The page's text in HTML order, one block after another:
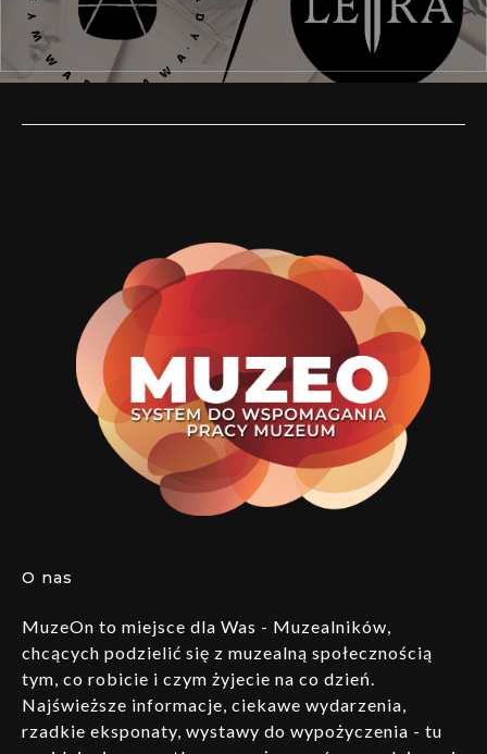
O nas
MuzeOn to miejsce dla Was - Muzealników,
chcących podzielić się z muzealną społecznością
tym, co robicie i czym żyjecie na co dzień.
Najświeższe informacje, ciekawe wydarzenia,
rzadkie eksponaty, wystawy do wypożyczenia - tu